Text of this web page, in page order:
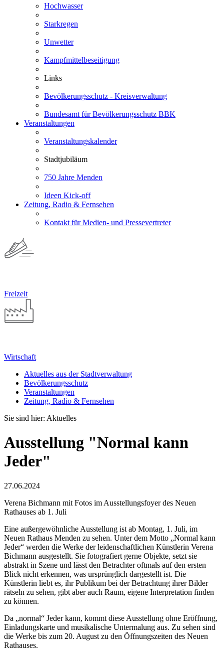
Hochwasser
Starkregen
Unwetter
Kampfmittelbeseitigung
Links
Bevölkerungsschutz - Kreisverwaltung
Bundesamt für Bevölkerungsschutz BBK
Veranstaltungen
Veranstaltungskalender
Stadtjubiläum
750 Jahre Menden
Ideen Kick-off
Zeitung, Radio & Fernsehen
Kontakt für Medien- und Pressevertreter
Freizeit
Wirtschaft
Aktuelles aus der Stadtverwaltung
Bevölkerungsschutz
Veranstaltungen
Zeitung, Radio & Fernsehen
Sie sind hier: Aktuelles
Ausstellung "Normal kann
Jeder"
27.06.2024
Verena Bichmann mit Fotos im Ausstellungsfoyer des Neuen
Rathauses ab 1. Juli
Eine außergewöhnliche Ausstellung ist ab Montag, 1. Juli, im
Neuen Rathaus Menden zu sehen. Unter dem Motto „Normal kann
Jeder“ werden die Werke der leidenschaftlichen Künstlerin Verena
Bichmann ausgestellt. Sie fotografiert gerne Objekte, setzt sie
abstrakt in Szene und lässt den Betrachter oftmals auf den ersten
Blick nicht erkennen, was ursprünglich dargestellt ist. Die
Künstlerin liebt es, ihr Publikum bei der Betrachtung ihrer Bilder
rätseln zu sehen, gibt aber auch Raum, eigene Interpretation finden
zu können.
Da „normal“ Jeder kann, kommt diese Ausstellung ohne Eröffnung,
Einladungskarte und musikalische Untermalung aus. Zu sehen sind
die Werke bis zum 20. August zu den Öffnungszeiten des Neuen
Rathauses.